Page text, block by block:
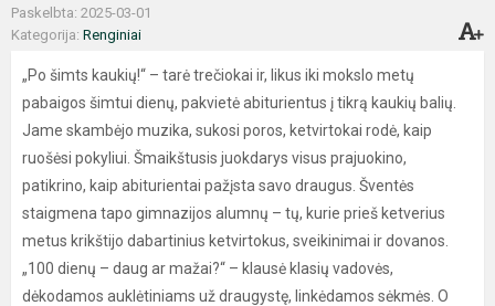
Paskelbta: 2025-03-01
Kategorija: Renginiai
„Po šimts kaukių!“ – tarė trečiokai ir, likus iki mokslo metų
pabaigos šimtui dienų, pakvietė abiturientus į tikrą kaukių balių.
Jame skambėjo muzika, sukosi poros, ketvirtokai rodė, kaip
ruošėsi pokyliui. Šmaikštusis juokdarys visus prajuokino,
patikrino, kaip abiturientai pažįsta savo draugus. Šventės
staigmena tapo gimnazijos alumnų – tų, kurie prieš ketverius
metus krikštijo dabartinius ketvirtokus, sveikinimai ir dovanos.
„100 dienų – daug ar mažai?“ – klausė klasių vadovės,
dėkodamos auklėtiniams už draugystę, linkėdamos sėkmės. O